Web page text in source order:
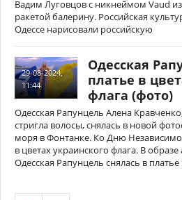
Вадим Луговцов с никнеймом Vaud
ракетой балерину. Российская
Одессе нарисовали российскую
29-08-2024,
11:44
Одесская
платье в
флага (фото)
Одесская Рапунцель Алена
стригла волосы, снялась в новой
моря в Фонтанке. Ко Дню
в цветах украинского флага. В
Одесская Рапунцель снялась в